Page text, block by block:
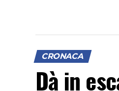
CRONACA
Dà in